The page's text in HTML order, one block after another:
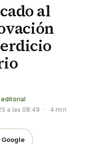
al
a las 08:49 ·
4 min
Google